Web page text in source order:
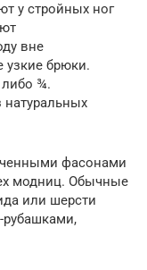
у стройных ног
вне
узкие брюки.
¾.
фасонами
модниц. Обычные
или шерсти
рубашками,